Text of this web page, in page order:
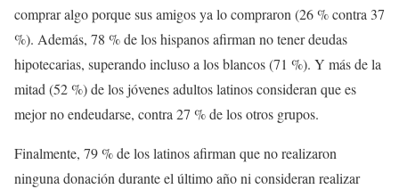
comprar algo porque sus amigos ya lo compraron (26 % contra 37
%). Además, 78 % de los hispanos afirman no tener deudas
hipotecarias, superando incluso a los blancos (71 %). Y más de la
mitad (52 %) de los jóvenes adultos latinos consideran que es
mejor no endeudarse, contra 27 % de los otros grupos.
Finalmente, 79 % de los latinos afirman que no realizaron
ninguna donación durante el último año ni consideran realizar